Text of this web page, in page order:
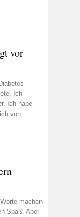
vor
Ich
Ich habe
von ...
machen
Spaß. Aber